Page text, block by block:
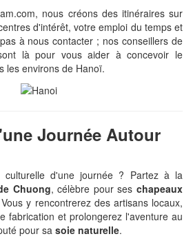
nous créons des itinéraires sur
d'intérêt, votre emploi du temps et
à nous contacter ; nos conseillers de
là pour vous aider à concevoir le
les environs de Hanoï.
Journée Autour
culturelle d'une journée ? Partez à la
Chuong, célèbre pour ses chapeaux
y rencontrerez des artisans locaux,
fabrication et prolongerez l'aventure au
pour sasoie naturelle.